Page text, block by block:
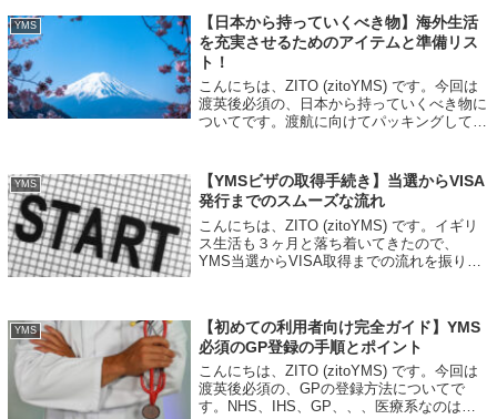
月海外にいたことは人...
YMS
【日本から持っていくべき物】海外生活
を充実させるためのアイテムと準備リス
ト！
こんにちは、ZITO (zitoYMS) です。今回は
渡英後必須の、日本から持っていくべき物に
ついてです。渡航に向けてパッキングしてい
良いのかな？」など、心配さ...
YMS
【YMSビザの取得手続き】当選からVISA
発行までのスムーズな流れ
こんにちは、ZITO (zitoYMS) です。イギリ
ス生活も３ヶ月と落ち着いてきたので、
YMS当選からVISA取得までの流れを振り返
YMS
【初めての利用者向け完全ガイド】YMS
必須のGP登録の手順とポイント
こんにちは、ZITO (zitoYMS) です。今回は
渡英後必須の、GPの登録方法についてで
す。NHS、IHS、GP、、、医療系なのはわ